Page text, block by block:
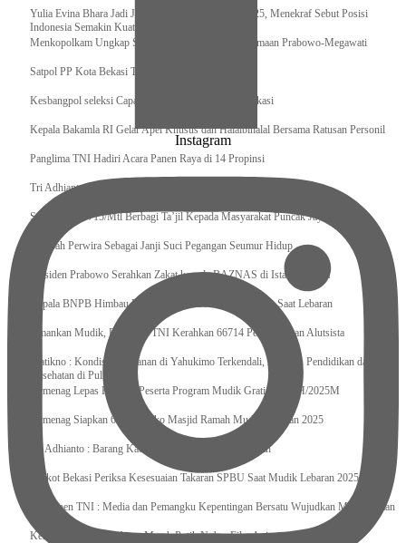
Yulia Evina Bhara Jadi Juri Festival Film Cannes 2025, Menekraf Sebut Posisi
Indonesia Semakin Kuat
Menkopolkam Ungkap Spirit Persatuan dan Kebersamaan Prabowo-Megawati
Satpol PP Kota Bekasi Tertibkan PPKS
Kesbangpol seleksi Capaska 736 Siswa/i se-Kota Bekasi
Kepala Bakamla RI Gelar Apel Khusus dan Halalbihalal Bersama Ratusan Personil
Panglima TNI Hadiri Acara Panen Raya di 14 Propinsi
Tri Adhianto : Kota Bekasi Bisa Mempertahankan Keharmonisasian
Satgas Yonif 715/Mtl Berbagi Ta’jil Kepada Masyarakat Puncak Jaya
Sumpah Perwira Sebagai Janji Suci Pegangan Seumur Hidup
Presiden Prabowo Serahkan Zakat kepada BAZNAS di Istana Negara
Kepala BNPB Himbau Pemda Waspada Potensi Bencana Saat Lebaran
Amankan Mudik, Panglima TNI Kerahkan 66714 Personel Dan Alutsista
Pratikno : Kondisi Keamanan di Yahukimo Terkendali, Layanan Pendidikan dan
Kesehatan di Pulihkan
Kemenag Lepas Ratusan Peserta Program Mudik Gratis 1446 H/2025M
Kemenag Siapkan 6.180 Posko Masjid Ramah Mudik Lebaran 2025
Tri Adhianto : Barang Kadaluarsa Segera di Kembalikan
Walkot Bekasi Periksa Kesesuaian Takaran SPBU Saat Mudik Lebaran 2025
Kapuspen TNI : Media dan Pemangku Kepentingan Bersatu Wujudkan Mudik Aman
Kemenekraf Ajak Kabinet Merah Putih Nobar Film Animasi Jumbo
Instagram